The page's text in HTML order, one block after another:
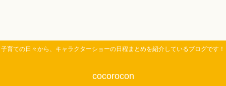
子育ての日々から、キャラクターショーの日程まとめを紹介しているブログです！
cocorocon